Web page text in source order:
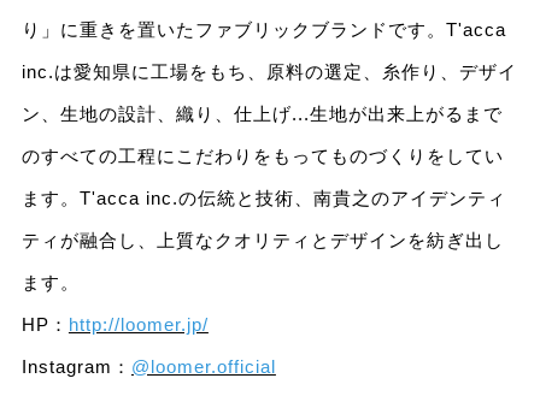
り」に重きを置いたファブリックブランドです。T'acca
inc.は愛知県に工場をもち、原料の選定、糸作り、デザイ
ン、生地の設計、織り、仕上げ...生地が出来上がるまで
のすべての工程にこだわりをもってものづくりをしてい
ます。T'acca inc.の伝統と技術、南貴之のアイデンティ
ティが融合し、上質なクオリティとデザインを紡ぎ出し
ます。
HP： http://loomer.jp/
Instagram： @loomer.official